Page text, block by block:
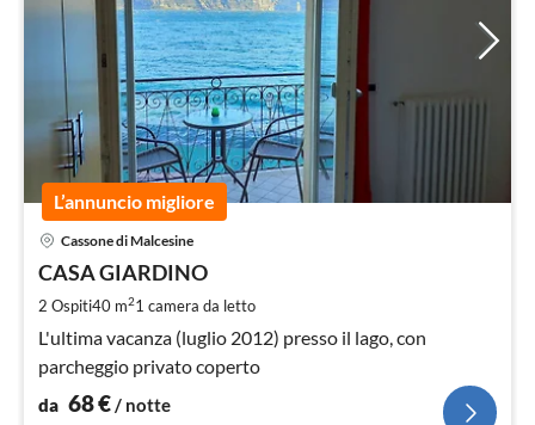
L’annuncio migliore
Cassone di Malcesine
CASA GIARDINO
2 Ospiti40 m21 camera da letto
L'ultima vacanza (luglio 2012) presso il lago, con
parcheggio privato coperto
da 68€/ notte